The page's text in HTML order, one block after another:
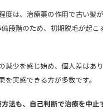
度は、治療薬の作用で古い髪
段階のため、初期脱毛が起こ
減少を感じ始め、個人差はあ
を実感できる方が多数です。
法も、自己判断で治療を中止